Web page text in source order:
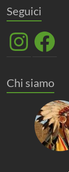
Seguici
InstagramFacebook
Chi siamo